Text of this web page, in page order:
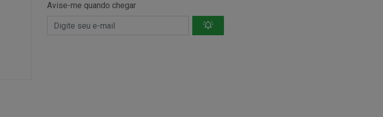
Avise-me quando chegar